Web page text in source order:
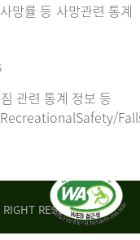
망률 등 사망관련 통계
관련 통계 정보 등
RESERVED